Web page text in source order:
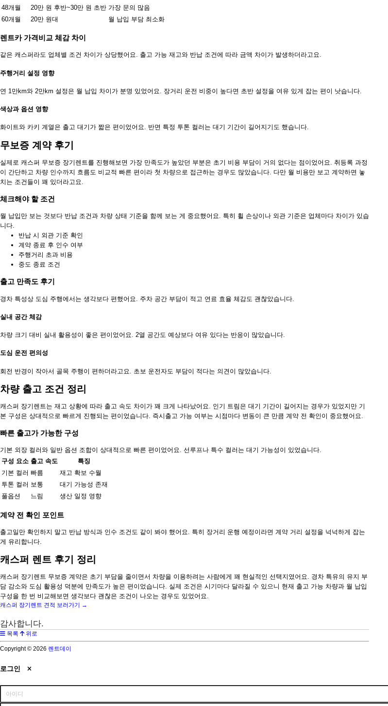
48개월
20만 원 후반~30만 원 초반 가장 문의 많음
60개월
20만 원대 월 납입 부담 최소화
렌트카 가격비교 체감 차이
같은 캐스퍼라도 업체별 조건 차이가 상당했어요. 출고 가능 재고와 반납 조건에 따라 금액 차이가 발생하더라고요.
주행거리 설정 영향
연 1만km와 2만km 설정은 월 납입 차이가 분명 있었어요. 장거리 운전 비중이 높다면 초반 설정을 여유 있게 잡는 편이 낫습니다.
색상과 옵션 영향
화이트와 카키 계열은 출고 대기가 짧은 편이었어요. 반면 특정 투톤 컬러는 대기 기간이 길어지기도 했습니다.
무보증 계약 후기
실제로 캐스퍼 무보증 장기렌트를 진행해보면 가장 만족도가 높았던 부분은 초기 비용 부담이 거의 없다는 점이었어요. 취등록 과정
이 간단하고 차량 인수까지 흐름도 비교적 빠른 편이라 첫 차량으로 접근하는 경우도 많았습니다. 다만 월 비용만 보고 계약하면 놓
치는 조건들이 꽤 있더라고요.
체크해야 할 조건
월 납입만 보는 것보다 반납 조건과 차량 상태 기준을 함께 보는 게 중요했어요. 특히 휠 손상이나 외관 기준은 업체마다 차이가 있습
니다.
반납 시 외관 기준 확인
계약 종료 후 인수 여부
주행거리 초과 비용
중도 종료 조건
출고 만족도 후기
경차 특성상 도심 주행에서는 생각보다 편했어요. 주차 공간 부담이 적고 연료 효율 체감도 괜찮았습니다.
실내 공간 체감
차량 크기 대비 실내 활용성이 좋은 편이었어요. 2열 공간도 예상보다 여유 있다는 반응이 많았습니다.
도심 운전 편의성
회전 반경이 작아서 골목 주행이 편하더라고요. 초보 운전자도 부담이 적다는 의견이 많았습니다.
차량 출고 조건 정리
캐스퍼 장기렌트는 재고 상황에 따라 출고 속도 차이가 꽤 크게 나타났어요. 인기 트림은 대기 기간이 길어지는 경우가 있었지만 기
본 구성은 상대적으로 빠르게 진행되는 편이었습니다. 즉시출고 가능 여부는 시점마다 변동이 큰 만큼 계약 전 확인이 중요했어요.
빠른 출고가 가능한 구성
기본 외장 컬러와 일반 옵션 조합이 상대적으로 빠른 편이었어요. 선루프나 특수 컬러는 대기 가능성이 있었습니다.
구성 요소 출고 속도
특징
기본 컬러 빠름
재고 확보 수월
투톤 컬러 보통
대기 가능성 존재
풀옵션
느림 생산 일정 영향
계약 전 확인 포인트
출고일만 확인하지 말고 반납 방식과 인수 조건도 같이 봐야 했어요. 특히 장거리 운행 예정이라면 계약 거리 설정을 넉넉하게 잡는
게 유리합니다.
캐스퍼 렌트 후기 정리
캐스퍼 장기렌트 무보증 계약은 초기 부담을 줄이면서 차량을 이용하려는 사람에게 꽤 현실적인 선택지였어요. 경차 특유의 유지 부
담 감소와 도심 활용성 덕분에 만족도가 높은 편이었습니다. 실제 조건은 시기마다 달라질 수 있으니 현재 출고 가능 차량과 월 납입
구성을 한 번 비교해보면 생각보다 괜찮은 조건이 나오는 경우도 있었어요.
캐스퍼 장기렌트 견적 보러가기 →
감사합니다.
목록 위로
Copyright © 2026 렌트데이
로그인